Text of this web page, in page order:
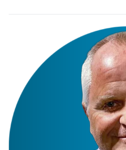
CALENDARIO
TEMAS DESTACADOS
CARNE
FRIGORIFICO
INVESTIGACIÓN